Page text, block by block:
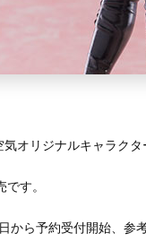
気オリジナルキャラク
す。
から予約受付開始、参